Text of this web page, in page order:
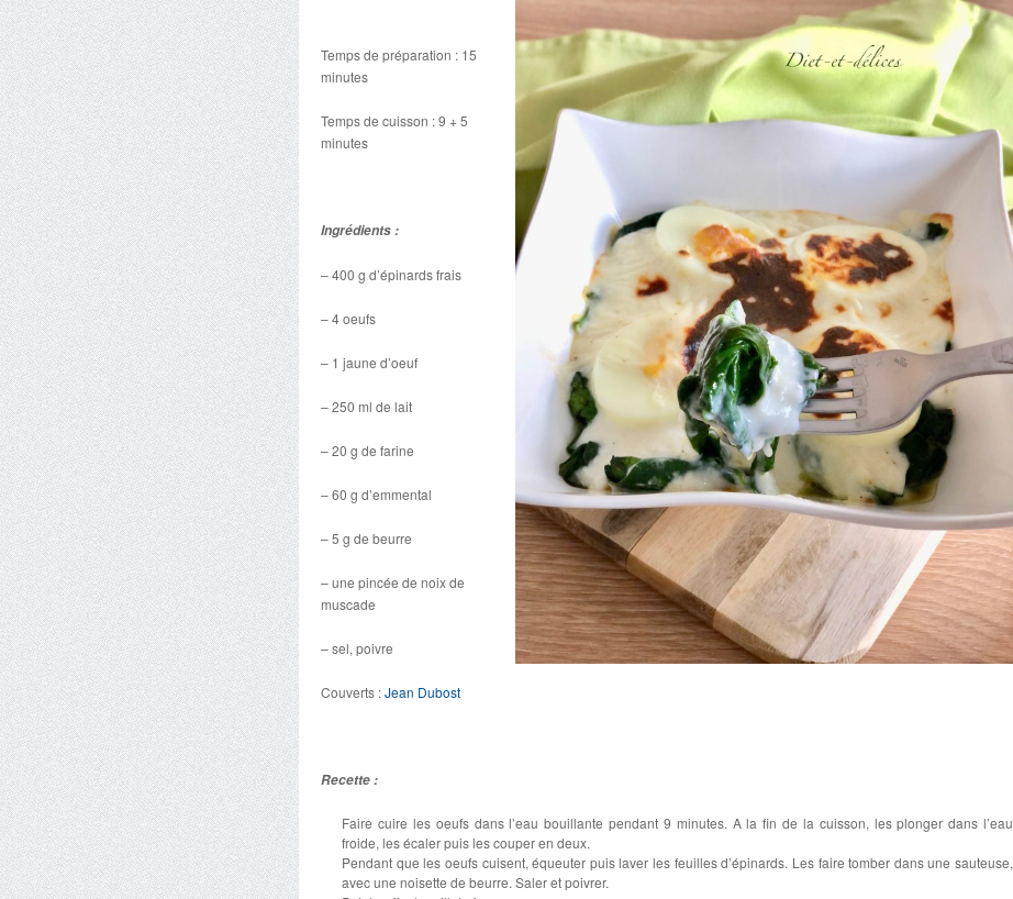
Temps de préparation : 15
minutes
Temps de cuisson : 9 + 5
minutes
Ingrédients :
– 400 g d’épinards frais
– 4 oeufs
– 1 jaune d’oeuf
– 250 ml de lait
– 20 g de farine
– 60 g d’emmental
– 5 g de beurre
– une pincée de noix de
muscade
– sel, poivre
Couverts :Jean Dubost
Recette :
Faire cuire les oeufs dans l’eau bouillante pendant 9 minutes. A la fin de la cuisson, les plonger dans l’eau
froide, les écaler puis les couper en deux.
Pendant que les oeufs cuisent, équeuter puis laver les feuilles d’épinards. Les faire tomber dans une sauteuse,
avec une noisette de beurre. Saler et poivrer.